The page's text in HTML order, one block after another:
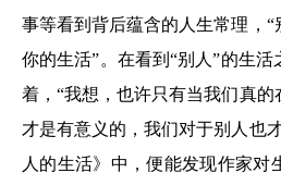
事等看到背后蕴含的人生常理，
你的生活”。在看到“别人”的生
着，“我想，也许只有当我们真的
才是有意义的，我们对于别人也
人的生活》中，便能发现作家对